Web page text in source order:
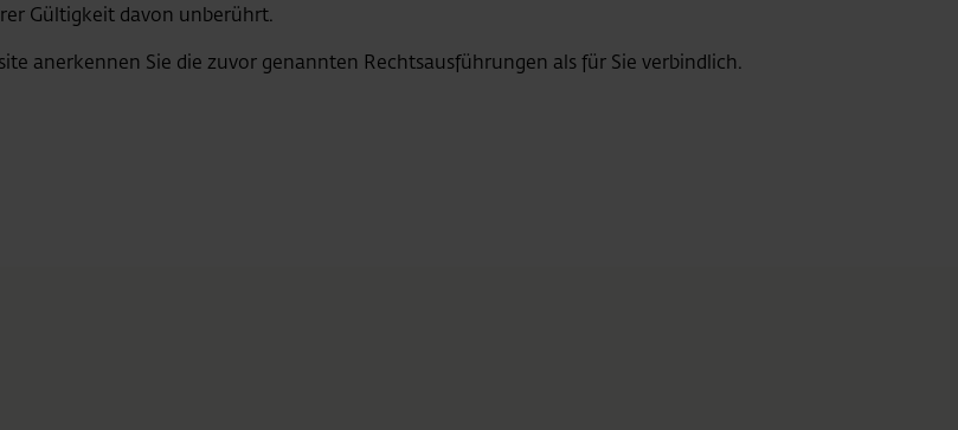
Gültigkeit davon unberührt.
anerkennen Sie die zuvor genannten Rechtsausführungen als für Sie verbindlich.